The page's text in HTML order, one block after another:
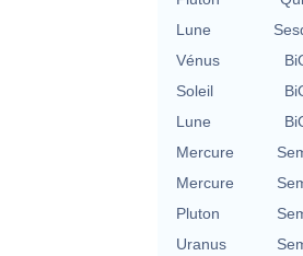
Lune
Vénus
Soleil
Lune
Mercure
Mercure
Pluton
Uranus